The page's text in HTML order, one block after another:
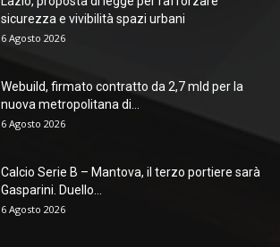
sicurezza e vivibilità spazi urbani
6 Agosto 2026
Webuild, firmato contratto da 2,7 mld per la
nuova metropolitana di...
6 Agosto 2026
Calcio Serie B – Mantova, il terzo portiere sarà
Gasparini. Duello...
6 Agosto 2026